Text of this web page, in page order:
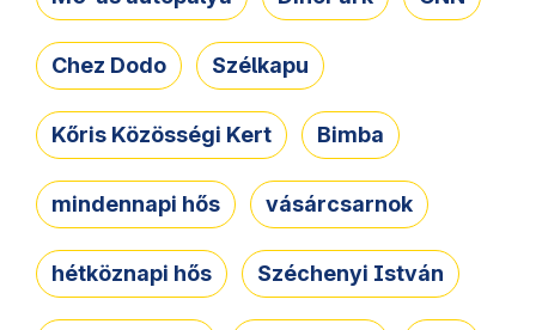
Chez Dodo Szélkapu
Kőris Közösségi Kert Bimba
mindennapi hős vásárcsarnok
hétköznapi hős Széchenyi István